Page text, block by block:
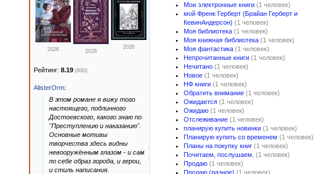
Мои электронные книги (1 человек)
мой Френк Герберт (Брайан Герберт и
КевинАндерсон) (1 человек)
Моя библиотека (1 человек)
Моя книжная библиотека (1 человек)
Моя фантастика (1 человек)
Непрочитанные книги (1 человек)
Нечитано (1 человек)
Новое (1 человек)
НФ книги (1 человек)
Обратить внимание (1 человек)
Ожидается (1 человек)
Ожидаю (1 человек)
Отслеживание (1 человек)
планирую купить новинки (1 человек)
Планирую купить со временем (1 человек)
Планы на покупку книг (1 человек)
Почитаем, послушаем. (1 человек)
Продаю (1 человек)
Продаю (разное) (1 человек)
2026 2026
2026
Рейтинг: 8.19 (800)
AlisterOrm:
В этом романе я вижу того
настоящего, подлинного
Достоевского, какого знаю по
"Преступлению и наказанию".
Основные мотивы
творчества здесь видны
невооружённым глазом - и сам
по себе образ города, и герои,
и стиль написания.